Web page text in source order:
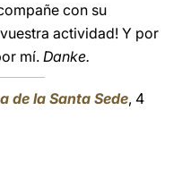
con su
actividad! Y por
mí. Danke.
de la Santa Sede, 4